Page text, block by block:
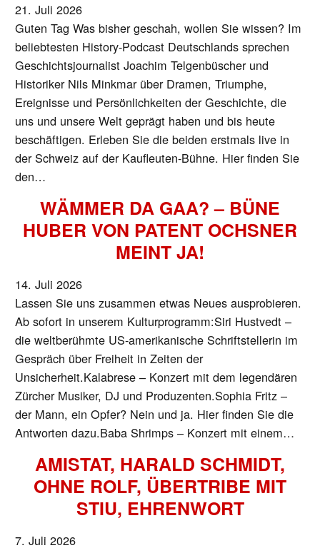
21. Juli 2026
Guten Tag Was bisher geschah, wollen Sie wissen? Im
beliebtesten History-Podcast Deutschlands sprechen
Geschichtsjournalist Joachim Telgenbüscher und
Historiker Nils Minkmar über Dramen, Triumphe,
Ereignisse und Persönlichkeiten der Geschichte, die
uns und unsere Welt geprägt haben und bis heute
beschäftigen. Erleben Sie die beiden erstmals live in
der Schweiz auf der Kaufleuten-Bühne. Hier finden Sie
den…
WÄMMER DA GAA? – BÜNE
HUBER VON PATENT OCHSNER
MEINT JA!
14. Juli 2026
Lassen Sie uns zusammen etwas Neues ausprobieren.
Ab sofort in unserem Kulturprogramm:Siri Hustvedt –
die weltberühmte US-amerikanische Schriftstellerin im
Gespräch über Freiheit in Zeiten der
Unsicherheit.Kalabrese – Konzert mit dem legendären
Zürcher Musiker, DJ und Produzenten.Sophia Fritz –
der Mann, ein Opfer? Nein und ja. Hier finden Sie die
Antworten dazu.Baba Shrimps – Konzert mit einem…
AMISTAT, HARALD SCHMIDT,
OHNE ROLF, ÜBERTRIBE MIT
STIU, EHRENWORT
7. Juli 2026